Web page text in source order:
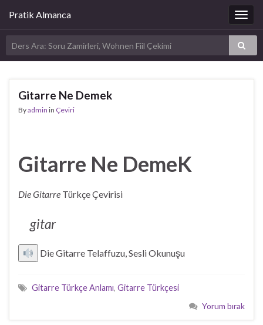
Pratik Almanca
Gitarre Ne Demek
Byadmin in Çeviri
Gitarre Ne DemeK
Die Gitarre Türkçe Çevirisi
gitar
Die Gitarre Telaffuzu, Sesli Okunuşu
Gitarre Türkçe Anlamı, Gitarre Türkçesi
Yorum bırak